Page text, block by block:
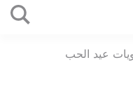
عيد الحب